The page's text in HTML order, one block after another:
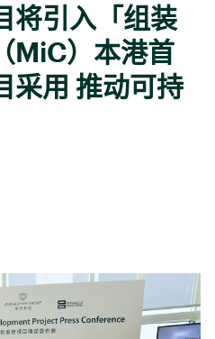
将引入「组装
MiC）本港首
采用 推动可持